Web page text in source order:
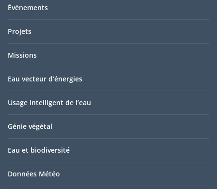
Événements
Projets
Missions
Eau vecteur d’énergies
Usage intelligent de l’eau
Génie végétal
Eau et biodiversité
Données Météo